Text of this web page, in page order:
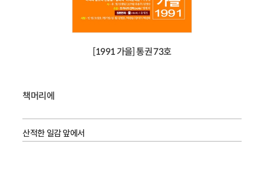
[1991 가을] 통권 73호
책머리에
산적한 일감 앞에서